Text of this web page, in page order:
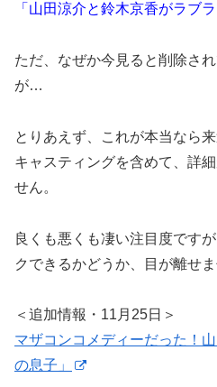
「山田涼介と鈴木京香がラブ
ただ、なぜか今見ると削除さ
が…
とりあえず、これが本当なら
キャスティングを含めて、詳
せん。
良くも悪くも凄い注目度です
クできるかどうか、目が離せ
＜追加情報・11月25日＞
マザコンコメディーだった！
の息子」